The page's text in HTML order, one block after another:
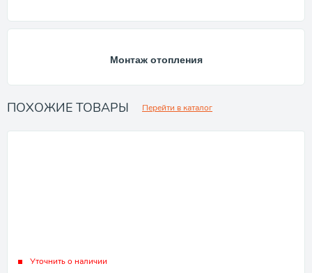
Монтаж отопления
ПОХОЖИЕ ТОВАРЫ Перейти в каталог
Уточнить о наличии